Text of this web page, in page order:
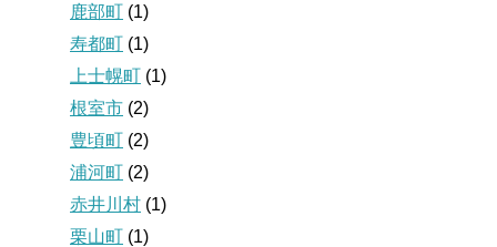
鹿部町 (1)
寿都町 (1)
上士幌町 (1)
根室市 (2)
豊頃町 (2)
浦河町 (2)
赤井川村 (1)
栗山町 (1)